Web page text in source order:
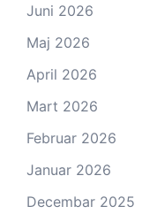
Juni 2026
Maj 2026
April 2026
Mart 2026
Februar 2026
Januar 2026
Decembar 2025